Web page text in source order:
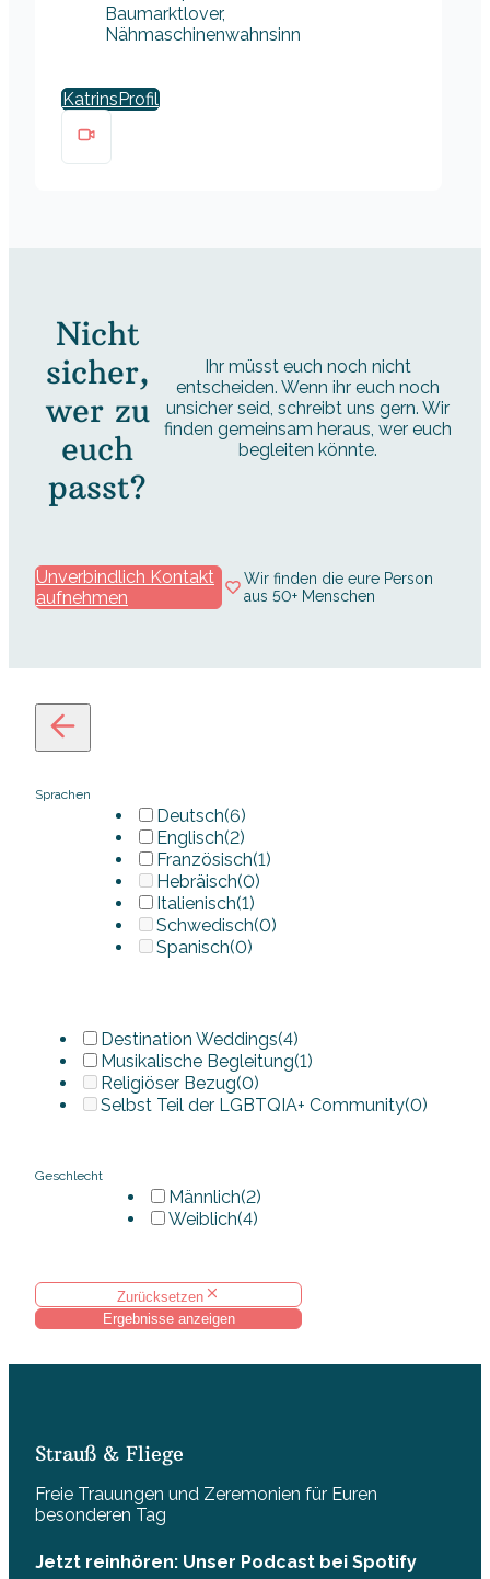
Baumarktlover,
Nähmaschinenwahnsinn
Katrins
Nicht
sicher,
wer zu
euch
passt?
Ihr müsst euch noch nicht
entscheiden. Wenn ihr euch noch
unsicher seid, schreibt uns gern. Wir
finden gemeinsam heraus, wer euch
begleiten könnte.
Unverbindlich Kontakt
aufnehmen
Wir finden die eure Person
aus 50+ Menschen
Sprachen
Deutsch(6)
Englisch(2)
Französisch(1)
Hebräisch(0)
Italienisch(1)
Schwedisch(0)
Spanisch(0)
Destination Weddings(4)
Musikalische Begleitung(1)
Religiöser Bezug(0)
Selbst Teil der LGBTQIA+ Community(0)
Geschlecht
Männlich(2)
Weiblich(4)
Zurücksetzen
Ergebnisse anzeigen
Strauß & Fliege
Freie Trauungen und Zeremonien für Euren
besonderen Tag
Jetzt reinhören: Unser Podcast bei Spotify